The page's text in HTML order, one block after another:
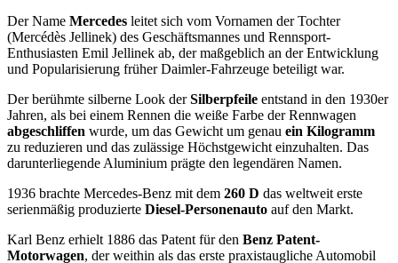
Der Name Mercedes leitet sich vom Vornamen der Tochter
(Mercédès Jellinek) des Geschäftsmannes und Rennsport-
Enthusiasten Emil Jellinek ab, der maßgeblich an der Entwicklung
und Popularisierung früher Daimler-Fahrzeuge beteiligt war.
Der berühmte silberne Look derSilberpfeile entstand in den 1930er
Jahren, als bei einem Rennen die weiße Farbe der Rennwagen
abgeschliffen wurde, um das Gewicht um genau ein Kilogramm
zu reduzieren und das zulässige Höchstgewicht einzuhalten. Das
darunterliegende Aluminium prägte den legendären Namen.
1936 brachte Mercedes-Benz mit dem 260 D das weltweit erste
serienmäßig produzierte Diesel-Personenauto auf den Markt.
Karl Benz erhielt 1886 das Patent für den Benz Patent-
Motorwagen, der weithin als das erste praxistaugliche Automobil